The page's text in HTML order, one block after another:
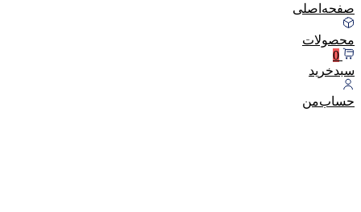
صفحه‌اصلی
محصولات
0
سبد‌خرید
حساب‌من